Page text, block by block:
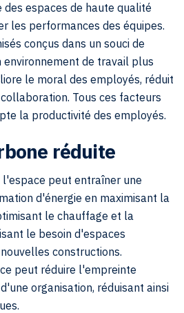
des espaces de haute qualité
les performances des équipes.
conçus dans un souci de
de travail plus
le moral des employés, réduit
Tous ces facteurs
la productivité des employés.
réduite
peut entraîner une
d'énergie en maximisant la
le chauffage et la
le besoin d'espaces
constructions.
peut réduire l'empreinte
organisation, réduisant ainsi